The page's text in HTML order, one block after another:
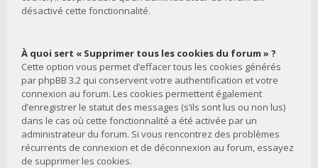
désactivé cette fonctionnalité.
À quoi sert « Supprimer tous les cookies du forum » ?
Cette option vous permet d’effacer tous les cookies générés
par phpBB 3.2 qui conservent votre authentification et votre
connexion au forum. Les cookies permettent également
d’enregistrer le statut des messages (s’ils sont lus ou non lus)
dans le cas où cette fonctionnalité a été activée par un
administrateur du forum. Si vous rencontrez des problèmes
récurrents de connexion et de déconnexion au forum, essayez
de supprimer les cookies.